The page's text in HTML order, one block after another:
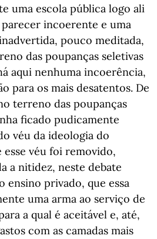
uma escola pública logo ali
incoerente e uma
pouco meditada,
das poupanças seletivas
aqui nenhuma incoerência,
para os mais desatentos. De
terreno das poupanças
ficado pudicamente
véu da ideologia do
véu foi removido,
a nitidez, neste debate
ensino privado, que essa
uma arma ao serviço de
a qual é aceitável e, até,
com as camadas mais